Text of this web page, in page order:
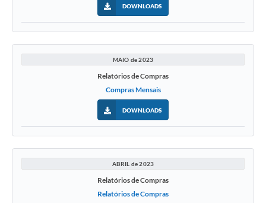
DOWNLOADS
MAIO de 2023
Relatórios de Compras
Compras Mensais
DOWNLOADS
ABRIL de 2023
Relatórios de Compras
Relatórios de Compras